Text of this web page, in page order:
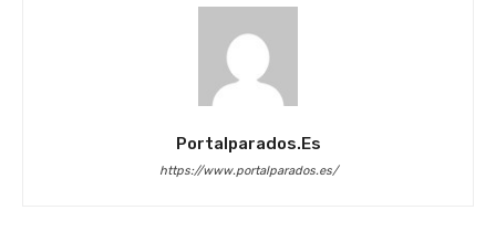
Portalparados.es
https://www.portalparados.es/